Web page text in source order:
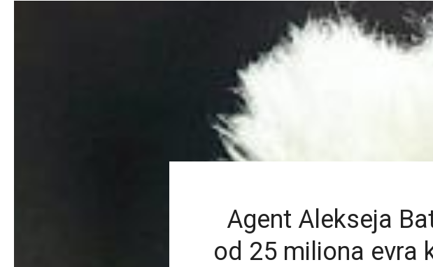
Agent Alekseja
od 25 miliona evra